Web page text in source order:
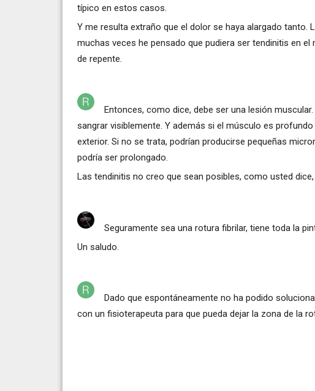
típico en estos casos.
Y me resulta extraño que el dolor se haya alargado tanto.
muchas veces he pensado que pudiera ser tendinitis en
de repente.
Entonces, como dice, debe ser una lesión
sangrar visiblemente. Y además si el músculo es
exterior. Si no se trata, podrían producirse pequeñas
podría ser prolongado.
Las tendinitis no creo que sean posibles, como usted
Seguramente sea una rotura fibrilar, tiene toda la
Un saludo.
Dado que espontáneamente no ha podido
con un fisioterapeuta para que pueda dejar la zona de la